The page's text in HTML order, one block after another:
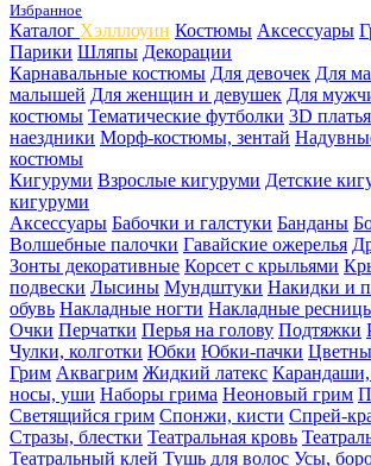
Избранное
Каталог Хэлллоуин Костюмы Аксессуары
Парики Шляпы Декорации
Карнавальные костюмы Для девочек Для
малышей Для женщин и девушек Для
костюмы Тематические футболки 3D платья
наездники Морф-костюмы, зентай
костюмы
Кигуруми Взрослые кигуруми Детские
кигуруми
Аксессуары Бабочки и галстуки Банданы
Волшебные палочки Гавайские ожерелья
Зонты декоративные Корсет с крыльями
подвески Лысины Мундштуки Накидки и
обувь Накладные ногти Накладные
Очки Перчатки Перья на голову Подтяжки
Чулки, колготки Юбки Юбки-пачки
Грим Аквагрим Жидкий латекс
носы, уши Наборы грима Неоновый грим
Светящийся грим Спонжи, кисти Спрей-
Стразы, блестки Театральная кровь
Театральный клей Тушь для волос Усы,